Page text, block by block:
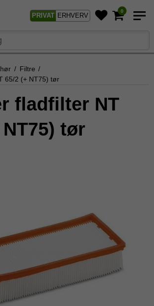
PRIVAT ERHVERV
0
/ Filtre /
65/2 (+ NT75) tør
fladfilter NT
tør